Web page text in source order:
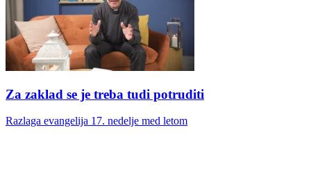
Za zaklad se je treba tudi potruditi
Razlaga evangelija 17. nedelje med letom